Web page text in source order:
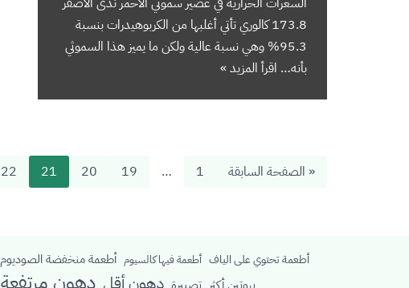
173.8 كالوري تأتي أغلبها من الكربوهيدرات بنسبة
95.3% وهي نسبة عالية ولكن ما يميز هذا السموثي
بأنه… اقرأ المزيد »
« الصفحة السابقة 1
…
19
20
21
22
أطعمة تحتوي على الياف أطعمة فيها كالسيوم أطعمة منخفضة الصوديوم